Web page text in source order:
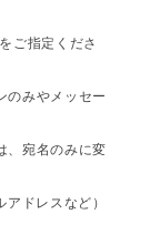
ご指定くださ
のみやメッセー
、宛名のみに変
ドレスなど）